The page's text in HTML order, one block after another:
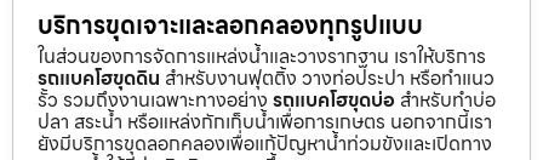
บริการขุดเจาะและลอกคลองทุกรูปแบบ
ในส่วนของการจัดการแหล่งน้ำและวางรากฐาน เราให้บริการ
รถแบคโฮขุดดิน สำหรับงานฟุตติ้ง วางท่อประปา หรือทำแนว
รั้ว รวมถึงงานเฉพาะทางอย่าง รถแบคโฮขุดบ่อ สำหรับทำบ่อ
ปลา สระน้ำ หรือแหล่งกักเก็บน้ำเพื่อการเกษตร นอกจากนี้เรา
ยังมีบริการขุดลอกคลองเพื่อแก้ปัญหาน้ำท่วมขังและเปิดทาง